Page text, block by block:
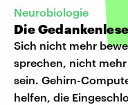
Neurobiologie
Die
Sich nicht mehr
sprechen, nicht
sein. Gehirn-
helfen, die